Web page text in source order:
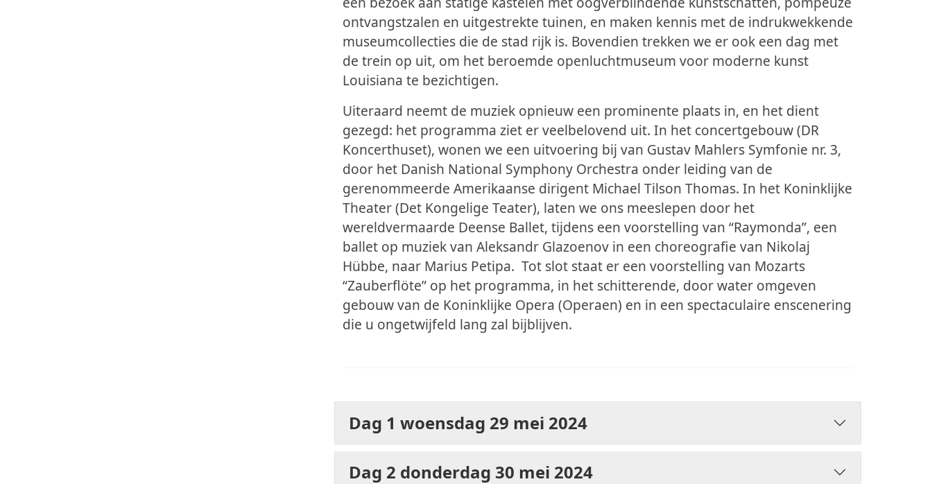
ontvangstzalen en uitgestrekte tuinen, en maken kennis met de indrukwekkende
museumcollecties die de stad rijk is. Bovendien trekken we er ook een dag met
de trein op uit, om het beroemde openluchtmuseum voor moderne kunst
Louisiana te bezichtigen.
Uiteraard neemt de muziek opnieuw een prominente plaats in, en het dient
gezegd: het programma ziet er veelbelovend uit. In het concertgebouw (DR
Koncerthuset), wonen we een uitvoering bij van Gustav Mahlers Symfonie nr. 3,
door het Danish National Symphony Orchestra onder leiding van de
gerenommeerde Amerikaanse dirigent Michael Tilson Thomas. In het Koninklijke
Theater (Det Kongelige Teater), laten we ons meeslepen door het
wereldvermaarde Deense Ballet, tijdens een voorstelling van “Raymonda”, een
ballet op muziek van Aleksandr Glazoenov in een choreografie van Nikolaj
Hübbe, naar Marius Petipa. Tot slot staat er een voorstelling van Mozarts
“Zauberflöte” op het programma, in het schitterende, door water omgeven
gebouw van de Koninklijke Opera (Operaen) en in een spectaculaire enscenering
die u ongetwijfeld lang zal bijblijven.
Dag 1 woensdag 29 mei 2024
Dag 2 donderdag 30 mei 2024